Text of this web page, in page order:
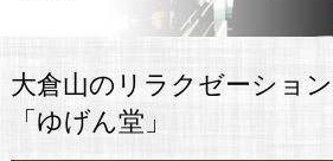
大倉山のリラクゼーショ
「ゆげん堂」